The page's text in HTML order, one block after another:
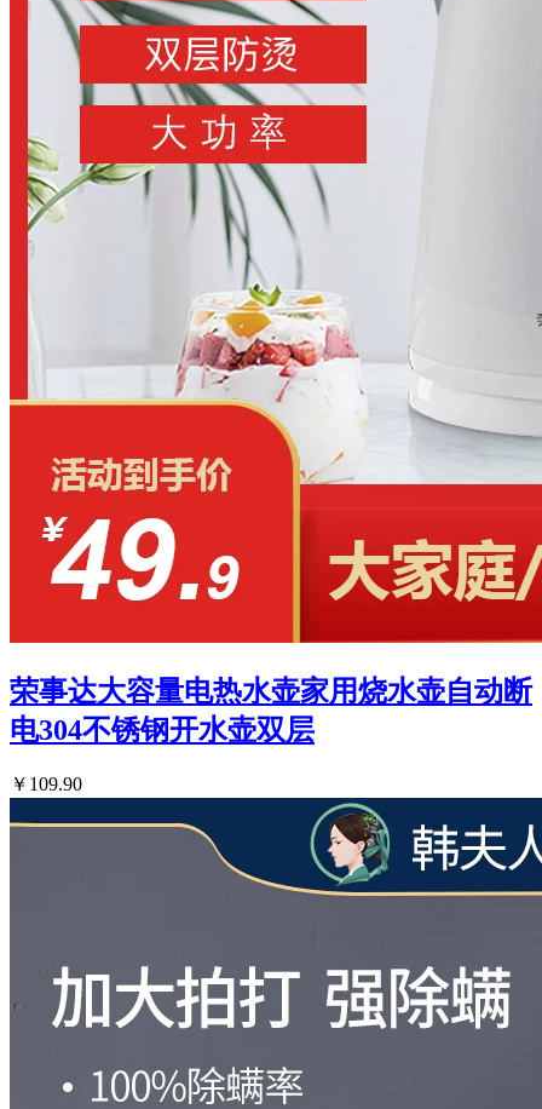
荣事达大容量电热水壶家用烧水壶自动断
电304不锈钢开水壶双层
￥109.90